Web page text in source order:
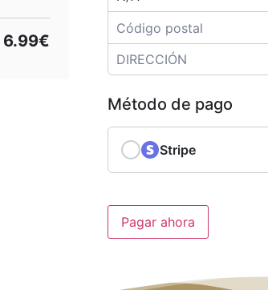
6.99€
Método de pago
Stripe
Pagar ahora